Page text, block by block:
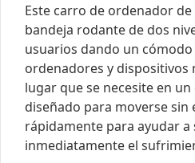
Este carro de ordenador
bandeja rodante de dos
usuarios dando un cómodo
ordenadores y dispositivos
lugar que se necesite en
diseñado para moverse sin
rápidamente para ayudar a
inmediatamente el